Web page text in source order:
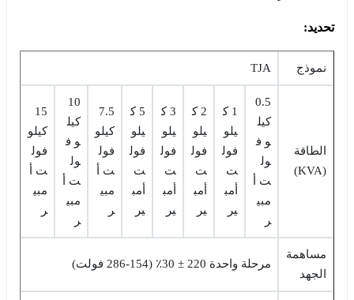
تحديد:
نموذج TJA
الطاقة
(KVA)
0.5
كيل
و ف
ول
ت أ
مبي
ر
1 ك
يلو
فول
ت
أمب
ير
2 ك
يلو
فول
ت
أمب
ير
3 ك
يلو
فول
ت
أمب
ير
5 ك
يلو
فول
ت
أمب
ير
7.5
كيلو
فول
ت أ
مبي
ر
10
كيل
و ف
ول
ت أ
مبي
ر
15
كيلو
فول
ت أ
مبي
ر
مساهمة
الجهد
مرحلة واحدة 220 ± 30٪ (154-286 فولت)